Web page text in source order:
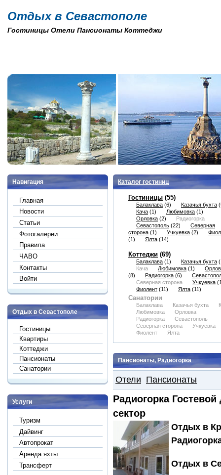
Отдых в Севастополе
Гостиницы Отели Пансионаты Коттеджи
Каталог гостиниц
Гостиницы(55)
Балаклава(6) Казачья бухта
Кача(1) Любимовка(1)
Орловка(2)
Радиогорка
Севастополь(22)
Северная
сторона(1) Учкуевка(2)
(1)
Ялта(14)
Коттеджи(69)
Балаклава(1) Казачья бухта
Кача
Любимовка(1)
(8)
Радиогорка(6)
Северная сторона
Учкуевка
Фиолент(11) Ялта(11)
Санатории
Балаклава Казачья бухта
Любимовка
Орловка
Радиогорка
Севастополь
Северная сторона
Учкуевка
Фиолент
Ялта
Пансионаты, Радиогорка
Отели Пансионаты
Радиогорка
сектор
Отдых в
Отдых в
Навигация
Главная
Новости
Статьи
Фотогалереи
Правила
ЧАВО
Контакты
Войти
Отдых в Севастополе
Гостиницы
Квартиры
Коттеджи
Пансионаты
Санатории
Услуги
Туризм
Дайвинг
Автопрокат
Аренда яхты
Трансферт